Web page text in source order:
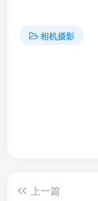
相机摄影
上一篇